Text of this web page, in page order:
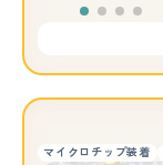
マイクロチップ装着